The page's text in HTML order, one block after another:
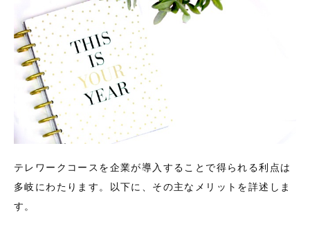
テレワークコースを企業が導入することで得られる利点は
多岐にわたります。以下に、その主なメリットを詳述しま
す。